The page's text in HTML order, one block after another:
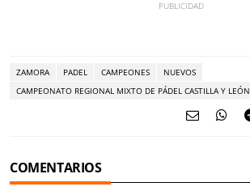
ZAMORA PADEL CAMPEONES
NUEVOS
CAMPEONATO REGIONAL MIXTO DE PÁDEL CASTILLA Y LEÓN
COMENTARIOS